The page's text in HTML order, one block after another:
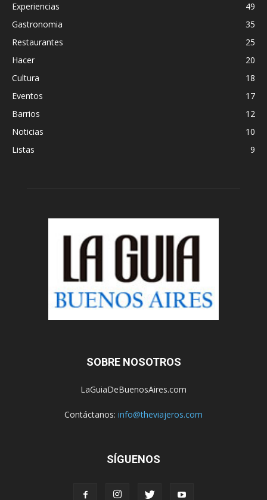
Experiencias
49
Gastronomia
35
Restaurantes
25
Hacer
20
Cultura
18
Eventos
17
Barrios
12
Noticias
10
Listas
9
SOBRE NOSOTROS
LaGuiaDeBuenosAires.com
Contáctanos: info@theviajeros.com
SÍGUENOS